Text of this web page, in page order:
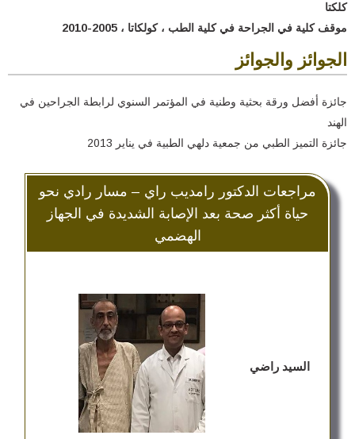
كلكتا
موقف كلية في الجراحة في كلية الطب ، كولكاتا ، 2005-2010
الجوائز والجوائز
جائزة أفضل ورقة بحثية وطنية في المؤتمر السنوي لرابطة الجراحين في
الهند
جائزة التميز الطبي من جمعية دلهي الطبية في يناير 2013
مراجعات الدكتور رامديب راي – مسار رادي نحو
حياة أكثر صحة بعد الإصابة الشديدة في الجهاز
الهضمي
السيد راضي